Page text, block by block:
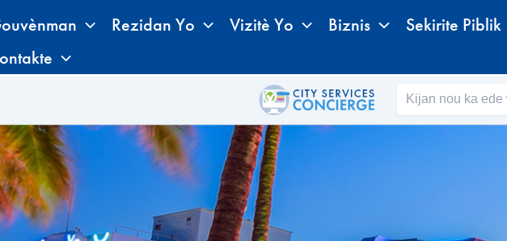
Rezidan Yo Vizitè Yo Biznis Sekirite Piblik